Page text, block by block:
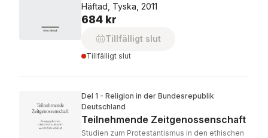
Häftad, Tyska, 2011
684 kr
Tillfälligt slut
Tillfälligt slut
Del 1 - Religion in der Bundesrepublik
Deutschland
Teilnehmende Zeitgenossenschaft
Studien zum Protestantismus in den ethischen